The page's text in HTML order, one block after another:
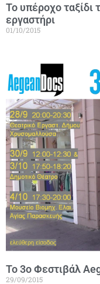
Το υπέροχο ταξίδι
εργαστήρι
01/10/2015
Το 3ο Φεστιβάλ
29/09/2015